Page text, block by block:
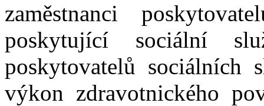
zaměstnanci
poskytující sociální
poskytovatelů sociálních
výkon zdravotnického